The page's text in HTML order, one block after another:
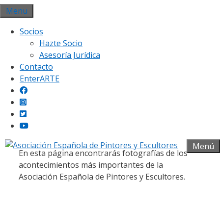
Saltar
al
contenido
Menu
Socios
Hazte Socio
Asesoría Jurídica
Contacto
EnterARTE
Menú
Galería fotográfica
En esta página encontrarás fotografías de los
acontecimientos más importantes de la
Asociación Española de Pintores y Escultores.